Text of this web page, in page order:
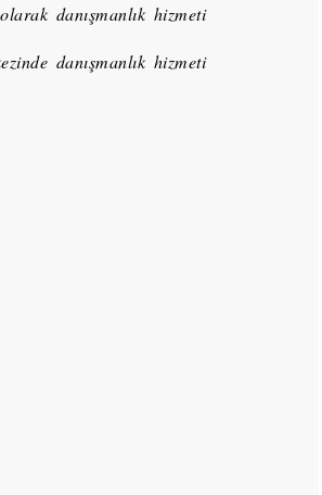
danışmanlık hizmeti
danışmanlık hizmeti